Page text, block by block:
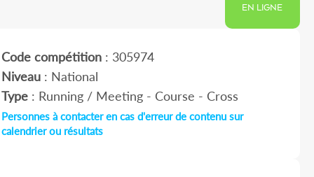
EN LIGNE
Code compétition: 305974
Niveau: National
Type: Running / Meeting - Course - Cross
Personnes à contacter en cas d'erreur de contenu sur
calendrier ou résultats